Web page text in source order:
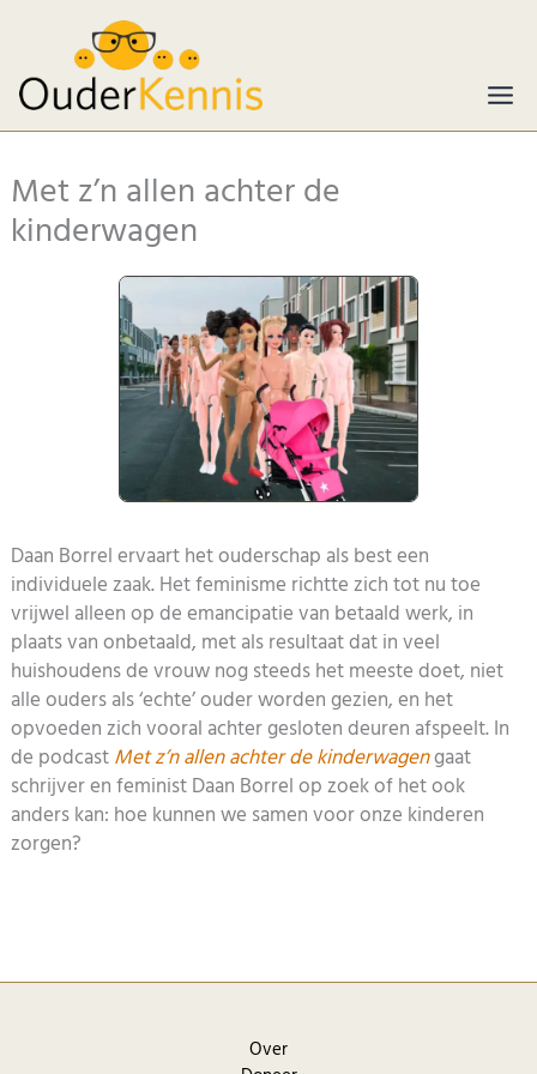
inhoud
Met z’n allen achter de
kinderwagen
Daan Borrel ervaart het ouderschap als best een
individuele zaak. Het feminisme richtte zich tot nu toe
vrijwel alleen op de emancipatie van betaald werk, in
plaats van onbetaald, met als resultaat dat in veel
huishoudens de vrouw nog steeds het meeste doet, niet
alle ouders als ‘echte’ ouder worden gezien, en het
opvoeden zich vooral achter gesloten deuren afspeelt. In
de podcastMet z’n allen achter de kinderwagengaat
schrijver en feminist Daan Borrel op zoek of het ook
anders kan: hoe kunnen we samen voor onze kinderen
zorgen?
Over